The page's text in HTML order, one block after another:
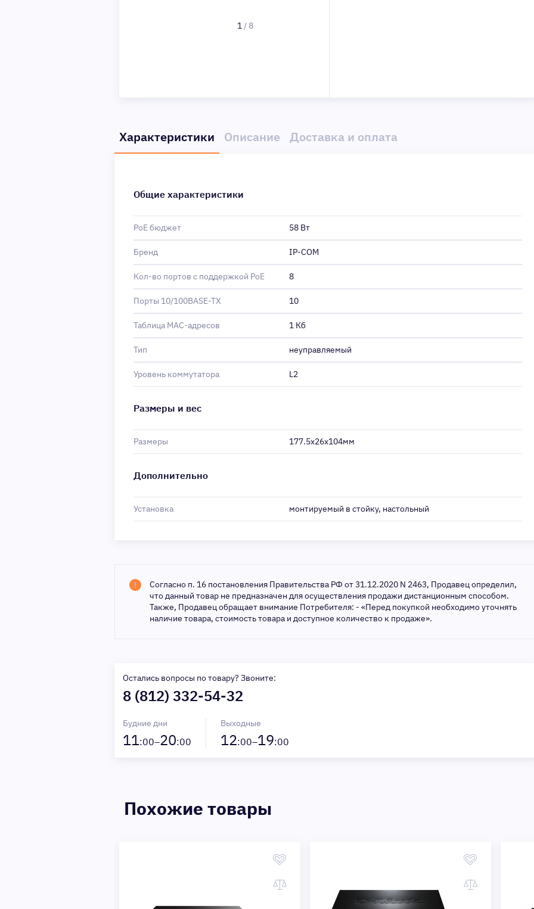
1/ 8
Характеристики Описание Доставка и оплата
Общие характеристики
PoE бюджет 58 Вт
Бренд IP-COM
Кол-во портов с поддержкой PoE 8
Порты 10/100BASE-TX 10
Таблица MAC-адресов 1 Кб
Тип неуправляемый
Уровень коммутатора L2
Размеры и вес
Размеры 177.5x26x104мм
Дополнительно
Установка монтируемый в стойку, настольный
Согласно п. 16 постановления Правительства РФ от 31.12.2020 N 2463, Продавец определил,
что данный товар не предназначен для осуществления продажи дистанционным способом.
Также, Продавец обращает внимание Потребителя: - «Перед покупкой необходимо уточнять
наличие товара, стоимость товара и доступное количество к продаже».
Остались вопросы по товару? Звоните:
8 (812) 332-54-32
Будние дни
11:00–20:00
Выходные
12:00–19:00
Похожие товары